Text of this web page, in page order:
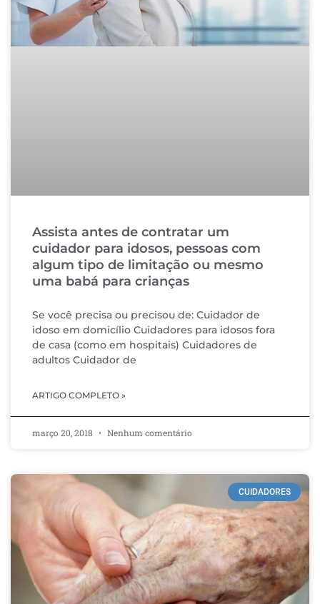
Assista antes de contratar um
cuidador para idosos, pessoas com
algum tipo de limitação ou mesmo
uma babá para crianças
Se você precisa ou precisou de: Cuidador de
idoso em domicílio Cuidadores para idosos fora
de casa (como em hospitais) Cuidadores de
adultos Cuidador de
ARTIGO COMPLETO »
março 20, 2018 Nenhum comentário
CUIDADORES